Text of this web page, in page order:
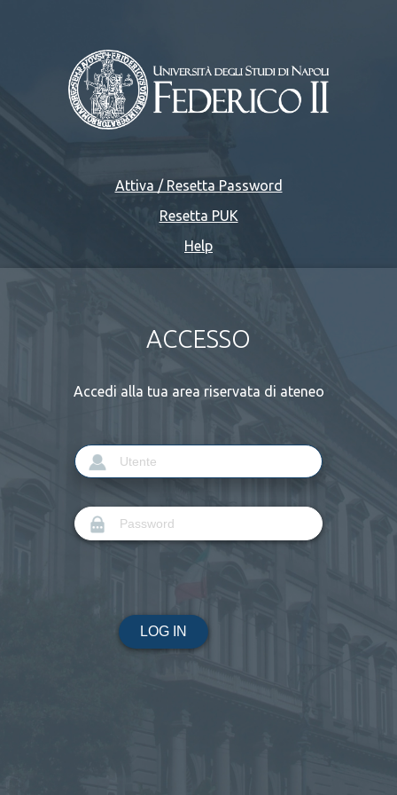
Attiva / Resetta Password
Resetta PUK
Help
ACCESSO
Accedi alla tua area riservata di ateneo